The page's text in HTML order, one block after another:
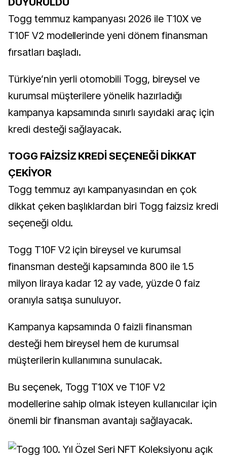
Togg temmuz kampanyası 2026 ile T10X ve
T10F V2 modellerinde yeni dönem finansman
fırsatları başladı.
Türkiye’nin yerli otomobili Togg, bireysel ve
kurumsal müşterilere yönelik hazırladığı
kampanya kapsamında sınırlı sayıdaki araç için
kredi desteği sağlayacak.
TOGG FAİZSİZ KREDİ SEÇENEĞİ DİKKAT
ÇEKİYOR
Togg temmuz ayı kampanyasından en çok
dikkat çeken başlıklardan biri Togg faizsiz kredi
seçeneği oldu.
Togg T10F V2 için bireysel ve kurumsal
finansman desteği kapsamında 800 ile 1.5
milyon liraya kadar 12 ay vade, yüzde 0 faiz
oranıyla satışa sunuluyor.
Kampanya kapsamında 0 faizli finansman
desteği hem bireysel hem de kurumsal
müşterilerin kullanımına sunulacak.
Bu seçenek, Togg T10X ve T10F V2
modellerine sahip olmak isteyen kullanıcılar için
önemli bir finansman avantajı sağlayacak.